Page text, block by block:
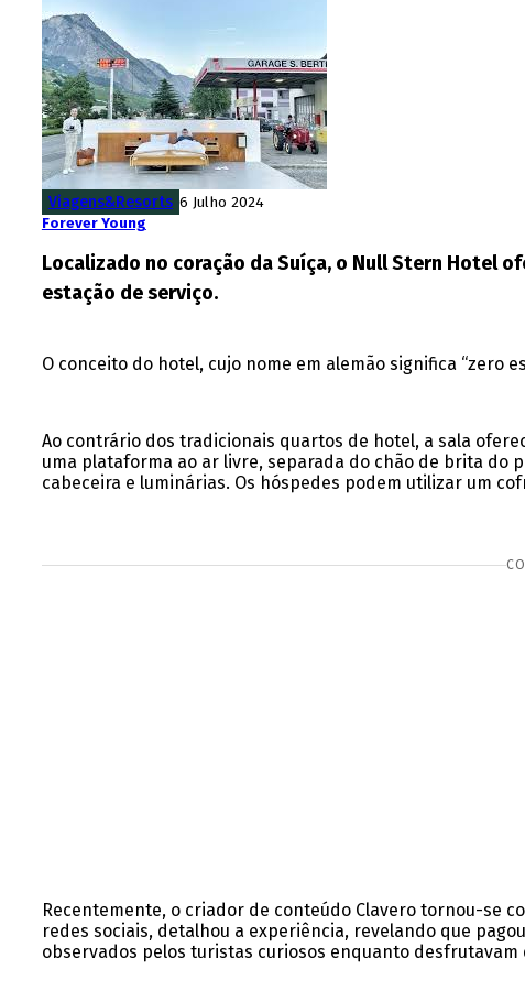
Viagens&Resorts 6 Julho 2024
Forever Young
Localizado no coração da Suíça, o Null Stern Hotel
estação de serviço.
O conceito do hotel, cujo nome em alemão significa “zero
Ao contrário dos tradicionais quartos de hotel, a sala
uma plataforma ao ar livre, separada do chão de brita do
cabeceira e luminárias. Os hóspedes podem utilizar um
Recentemente, o criador de conteúdo Clavero tornou-se
redes sociais, detalhou a experiência, revelando que
observados pelos turistas curiosos enquanto